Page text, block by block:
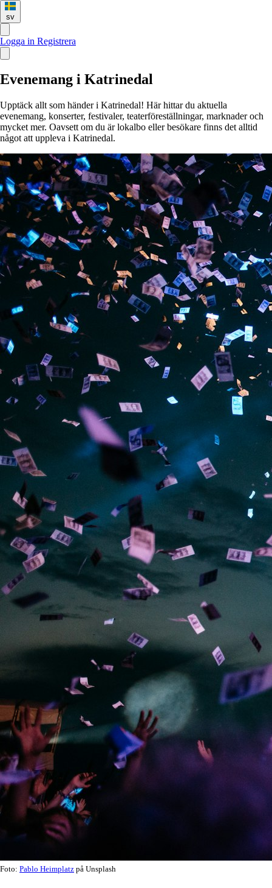
sv
Logga in Registrera
Evenemang i Katrinedal
Upptäck allt som händer i Katrinedal! Här hittar du aktuella
evenemang, konserter, festivaler, teaterföreställningar, marknader och
mycket mer. Oavsett om du är lokalbo eller besökare finns det alltid
något att uppleva i Katrinedal.
Foto: Pablo Heimplatz på Unsplash